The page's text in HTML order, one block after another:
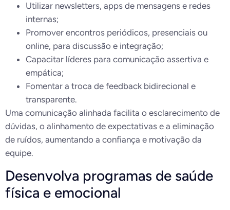
Utilizar newsletters, apps de mensagens e redes
internas;
Promover encontros periódicos, presenciais ou
online, para discussão e integração;
Capacitar líderes para comunicação assertiva e
empática;
Fomentar a troca de feedback bidirecional e
transparente.
Uma comunicação alinhada facilita o esclarecimento de
dúvidas, o alinhamento de expectativas e a eliminação
de ruídos, aumentando a confiança e motivação da
equipe.
Desenvolva programas de saúde
física e emocional